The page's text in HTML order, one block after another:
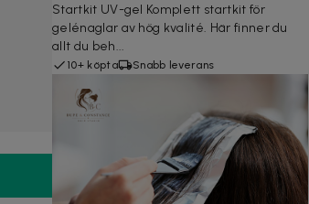
Startkit UV-gel Komplett startkit för
gelénaglar av hög kvalité. Här finner du
allt du beh...
10+ köpta Snabb leverans